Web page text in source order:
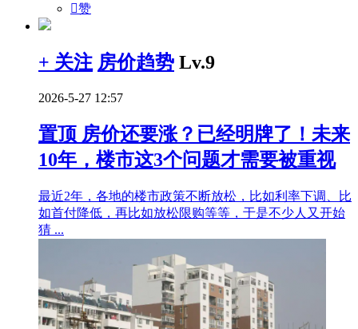
赞
+ 关注 房价趋势 Lv.9
2026-5-27 12:57
置顶 房价还要涨？已经明牌了！未来
10年，楼市这3个问题才需要被重视
最近2年，各地的楼市政策不断放松，比如利率下调、比
如首付降低，再比如放松限购等等，于是不少人又开始
猜 ...